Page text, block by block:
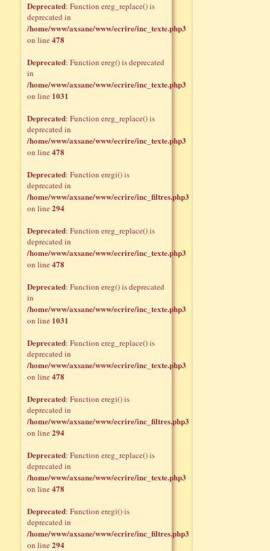
Deprecated: Function ereg_replace() is
deprecated in
/home/www/axsane/www/ecrire/inc_texte.php3
on line478
Deprecated: Function ereg() is deprecated
in
/home/www/axsane/www/ecrire/inc_texte.php3
on line 1031
Deprecated: Function ereg_replace() is
deprecated in
/home/www/axsane/www/ecrire/inc_texte.php3
on line478
Deprecated: Function eregi() is
deprecated in
/home/www/axsane/www/ecrire/inc_filtres.php3
on line294
Deprecated: Function ereg_replace() is
deprecated in
/home/www/axsane/www/ecrire/inc_texte.php3
on line478
Deprecated: Function ereg() is deprecated
in
/home/www/axsane/www/ecrire/inc_texte.php3
on line 1031
Deprecated: Function ereg_replace() is
deprecated in
/home/www/axsane/www/ecrire/inc_texte.php3
on line478
Deprecated: Function eregi() is
deprecated in
/home/www/axsane/www/ecrire/inc_filtres.php3
on line294
Deprecated: Function ereg_replace() is
deprecated in
/home/www/axsane/www/ecrire/inc_texte.php3
on line478
Deprecated: Function eregi() is
deprecated in
/home/www/axsane/www/ecrire/inc_filtres.php3
on line294